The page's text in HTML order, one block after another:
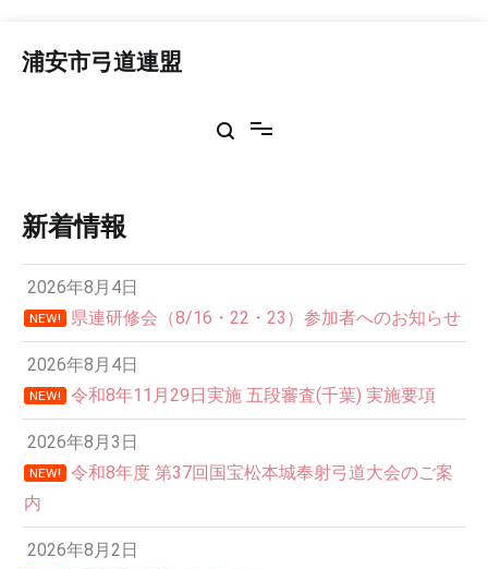
浦安市弓道連盟
新着情報
2026年8月4日
NEW! 県連研修会（8/16・22・23）参加者へのお知らせ
2026年8月4日
NEW! 令和8年11月29日実施 五段審査(千葉) 実施要項
2026年8月3日
NEW!
令和8年度 第37回国宝松本城奉射弓道大会のご案
内
2026年8月2日